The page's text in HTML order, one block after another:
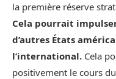
la première réserve
Cela pourrait
d’autres États
l’international. Cela
positivement le cours